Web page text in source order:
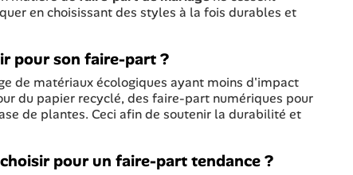
en choisissant des styles à la fois durables et
pour son faire-part ?
de matériaux écologiques ayant moins d'impact
du papier recyclé, des faire-part numériques pour
de plantes. Ceci afin de soutenir la durabilité et
pour un faire-part tendance ?